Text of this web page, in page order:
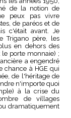
de la notion de
peux pas vivre
de paréos et de
c'était avant. Je
Trigano père, les
en dehors des
porte monnaie) ;
a engendré
chance à HGE qui
de l'héritage de
n'importe quoi
à la crise du
de villages
dramatiquement